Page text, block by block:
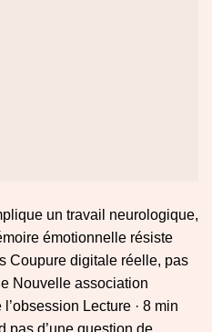
un travail neurologique,
émotionnelle résiste
Coupure digitale réelle, pas
Nouvelle association
Lecture · 8 min